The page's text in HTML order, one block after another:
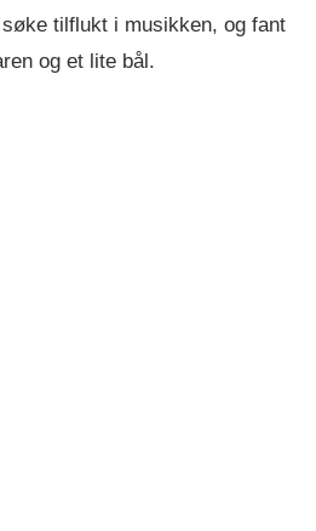
tilflukt i musikken, og fant
og et lite bål.